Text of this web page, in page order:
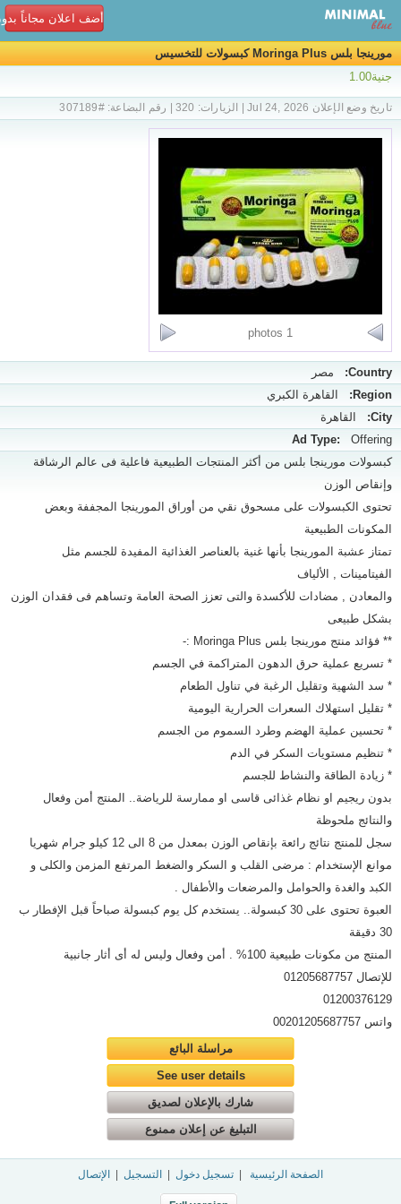
أضف اعلان مجاناً
مورينجا بلس Moringa Plus كبسولات للتخسيس
جنية1.00
تاريخ وضع الإعلان Jul 24, 2026 | الزيارات: 320 | رقم البضاعة: #307189
1 photos
Country:
مصر
Region:
القاهرة الكبري
City:
القاهرة
Ad Type: Offering
كبسولات مورينجا بلس من أكثر المنتجات الطبيعية فاعلية فى عالم الرشاقة
وإنقاص الوزن
تحتوى الكبسولات على مسحوق نقي من أوراق المورينجا المجففة وبعض
المكونات الطبيعية
تمتاز عشبة المورينجا بأنها غنية بالعناصر الغذائية المفيدة للجسم مثل
الفيتامينات , الألياف
والمعادن , مضادات للأكسدة والتى تعزز الصحة العامة وتساهم فى فقدان الوزن
بشكل طبيعى
** فؤائد منتج مورينجا بلس Moringa Plus :-
* تسريع عملية حرق الدهون المتراكمة في الجسم
* سد الشهية وتقليل الرغبة في تناول الطعام
* تقليل استهلاك السعرات الحرارية اليومية
* تحسين عملية الهضم وطرد السموم من الجسم
* تنظيم مستويات السكر في الدم
* زيادة الطاقة والنشاط للجسم
بدون ريجيم او نظام غذائى قاسى او ممارسة للرياضة.. المنتج أمن وفعال
والنتائج ملحوظة
سجل للمنتج نتائج رائعة بإنقاص الوزن بمعدل من 8 الى 12 كيلو جرام شهريا
موانع الإستخدام : مرضى القلب و السكر والضغط المرتفع المزمن والكلى و
الكبد والغدة والحوامل والمرضعات والأطفال .
العبوة تحتوى على 30 كبسولة.. يستخدم كل يوم كبسولة صباحاً قبل الإفطار ب
30 دقيقة
المنتج من مكونات طبيعية 100% . أمن وفعال وليس له أى أثار جانبية
للإتصال 01205687757
01200376129
واتس 00201205687757
مراسلة البائع
See user details
شارك بالإعلان لصديق
التبليغ عن إعلان ممنوع
الصفحة الرئيسية تسجيل دخول التسجيل الإتصال